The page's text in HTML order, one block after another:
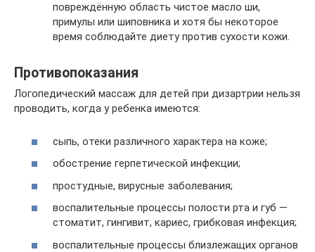
повреждённую область чистое масло ши,
примулы или шиповника и хотя бы некоторое
время соблюдайте диету против сухости кожи.
Противопоказания
Логопедический массаж для детей при дизартрии нельзя
проводить, когда у ребенка имеются:
сыпь, отеки различного характера на коже;
обострение герпетической инфекции;
простудные, вирусные заболевания;
воспалительные процессы полости рта и губ —
стоматит, гингивит, кариес, грибковая инфекция;
воспалительные процессы близлежащих органов